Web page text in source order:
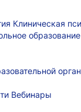
Клиническая
образование
Вебинары